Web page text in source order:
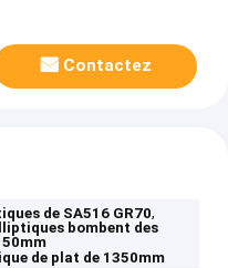
Contactez
de SA516 GR70,
bombent des
de plat de 1350mm